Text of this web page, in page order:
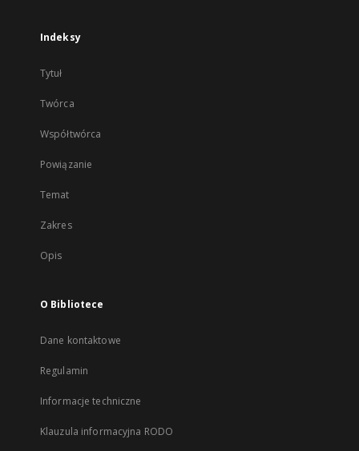
Indeksy
Tytuł
Twórca
Współtwórca
Powiązanie
Temat
Zakres
Opis
O Bibliotece
Dane kontaktowe
Regulamin
Informacje techniczne
Klauzula informacyjna RODO